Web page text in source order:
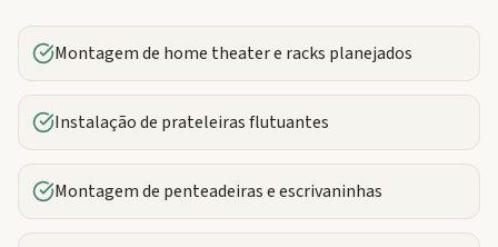
Montagem de home theater e racks planejados
Instalação de prateleiras flutuantes
Montagem de penteadeiras e escrivaninhas